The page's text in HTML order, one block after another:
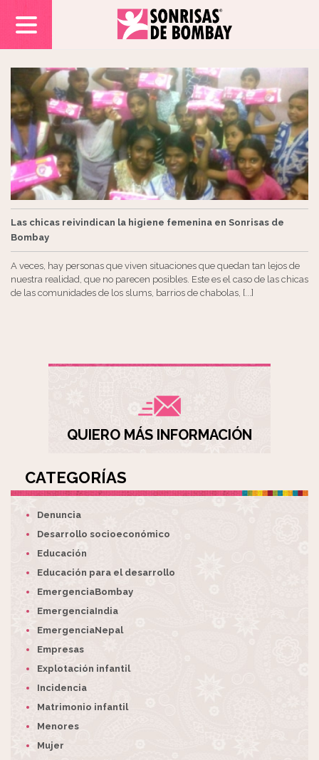
Las chicas reivindican la higiene femenina en Sonrisas de
Bombay
A veces, hay personas que viven situaciones que quedan tan lejos de
nuestra realidad, que no parecen posibles. Este es el caso de las chicas
de las comunidades de los slums, barrios de chabolas, [...]
QUIERO MÁS INFORMACIÓN
CATEGORÍAS
Denuncia
Desarrollo socioeconómico
Educación
Educación para el desarrollo
EmergenciaBombay
EmergenciaIndia
EmergenciaNepal
Empresas
Explotación infantil
Incidencia
Matrimonio infantil
Menores
Mujer